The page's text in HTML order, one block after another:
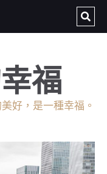
福
好，是一種幸福。